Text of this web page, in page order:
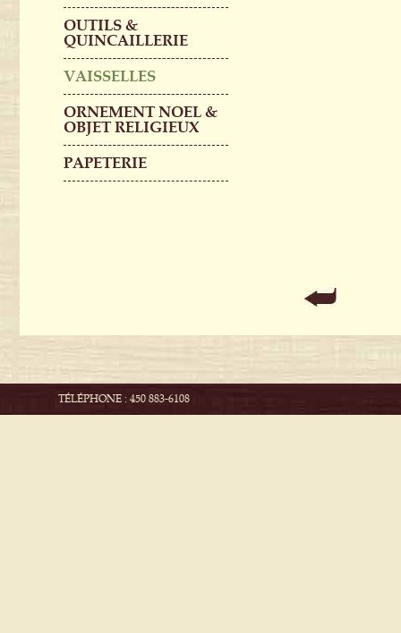
OUTILS &
QUINCAILLERIE
VAISSELLES
ORNEMENT NOEL &
OBJET RELIGIEUX
PAPETERIE
TÉLÉPHONE : 450 883-6108